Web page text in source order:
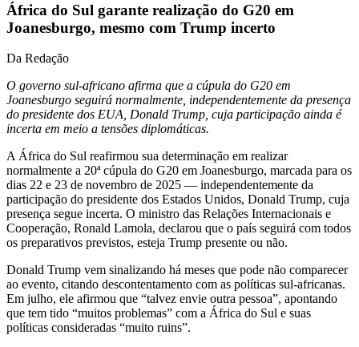
África do Sul garante realização do G20 em
Joanesburgo, mesmo com Trump incerto
Da Redação
O governo sul‑africano afirma que a cúpula do G20 em
Joanesburgo seguirá normalmente, independentemente da presença
do presidente dos EUA, Donald Trump, cuja participação ainda é
incerta em meio a tensões diplomáticas.
A África do Sul reafirmou sua determinação em realizar
normalmente a 20ª cúpula do G20 em Joanesburgo, marcada para os
dias 22 e 23 de novembro de 2025 — independentemente da
participação do presidente dos Estados Unidos, Donald Trump, cuja
presença segue incerta. O ministro das Relações Internacionais e
Cooperação, Ronald Lamola, declarou que o país seguirá com todos
os preparativos previstos, esteja Trump presente ou não.
Donald Trump vem sinalizando há meses que pode não comparecer
ao evento, citando descontentamento com as políticas sul-africanas.
Em julho, ele afirmou que “talvez envie outra pessoa”, apontando
que tem tido “muitos problemas” com a África do Sul e suas
políticas consideradas “muito ruins”.